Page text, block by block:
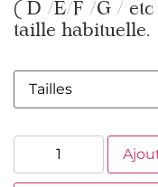
( D /E/F /G / etc
taille habituelle.